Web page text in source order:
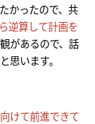
かったので、共
逆算して計画を
があるので、話
思います。
けて前進できて